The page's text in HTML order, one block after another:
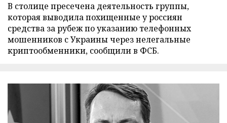
В столице пресечена деятельность группы,
которая выводила похищенные у россиян
средства за рубеж по указанию телефонных
мошенников с Украины через нелегальные
криптообменники, сообщили в ФСБ.